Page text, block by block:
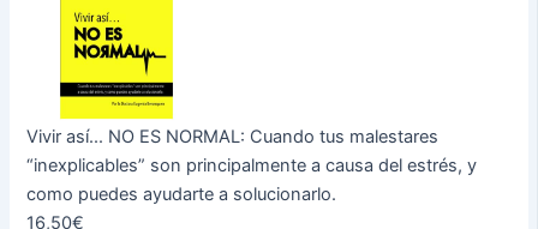
Vivir así... NO ES NORMAL: Cuando tus malestares
“inexplicables” son principalmente a causa del estrés, y
como puedes ayudarte a solucionarlo.
16,50€